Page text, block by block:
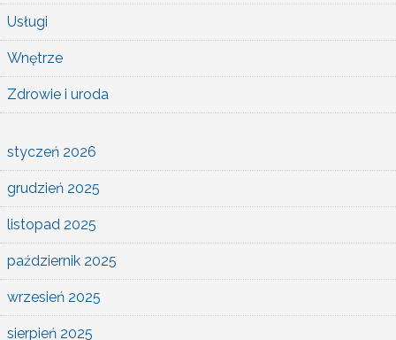
Usługi
Wnętrze
Zdrowie i uroda
styczeń 2026
grudzień 2025
listopad 2025
październik 2025
wrzesień 2025
sierpień 2025